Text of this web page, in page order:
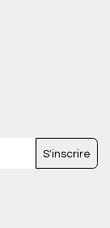
S'inscrire